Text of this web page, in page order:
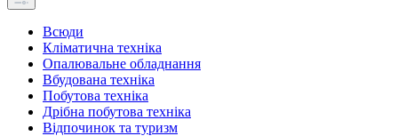
Всюди
Кліматична техніка
Опалювальне обладнання
Вбудована техніка
Побутова техніка
Дрібна побутова техніка
Відпочинок та туризм